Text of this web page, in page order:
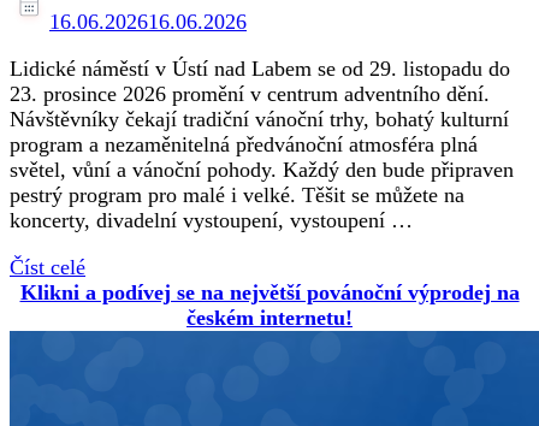
16.06.202616.06.2026
Lidické náměstí v Ústí nad Labem se od 29. listopadu do
23. prosince 2026 promění v centrum adventního dění.
Návštěvníky čekají tradiční vánoční trhy, bohatý kulturní
program a nezaměnitelná předvánoční atmosféra plná
světel, vůní a vánoční pohody. Každý den bude připraven
pestrý program pro malé i velké. Těšit se můžete na
koncerty, divadelní vystoupení, vystoupení …
Číst celé
Klikni a podívej se na největší povánoční výprodej na
českém internetu!